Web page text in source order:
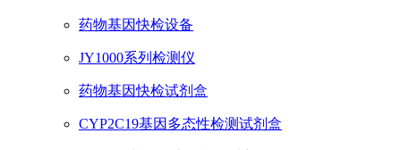
药物基因快检设备
JY1000系列检测仪
药物基因快检试剂盒
CYP2C19基因多态性检测试剂盒